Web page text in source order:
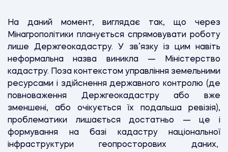
На даний момент, виглядає так, що через
Мінагрополітики планується спрямовувати роботу
лише Держгеокадастру. У зв’язку із цим навіть
неформальна назва виникла — Міністерство
кадастру. Поза контекстом управління земельними
ресурсами і здійснення державного контролю (де
повноваження Держгеокадастру або вже
зменшені, або очікується їх подальша ревізія),
проблематики лишається достатньо — це і
формування на базі кадастру національної
інфраструктури геопросторових даних,